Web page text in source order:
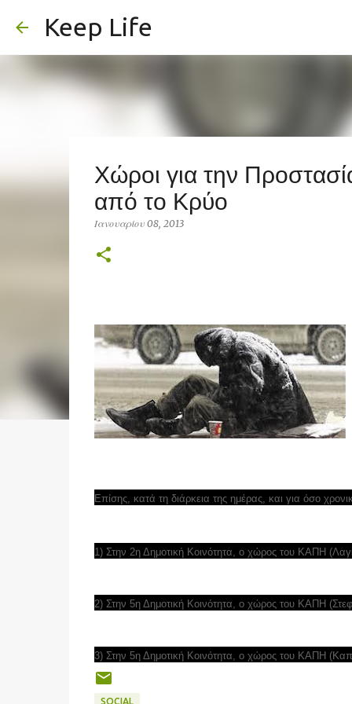
Keep Life
Χώροι για την
από το Κρύο
Ιανουαρίου 08, 2013
Επίσης, κατά τη διάρκεια της ημέρας, και για όσο
1) Στην 2η Δημοτική Κοινότητα, ο χώρος του ΚΑΠΗ
2) Στην 5η Δημοτική Κοινότητα, ο χώρος του ΚΑΠΗ
3) Στην 5η Δημοτική Κοινότητα, ο χώρος του ΚΑΠΗ
SOCIAL